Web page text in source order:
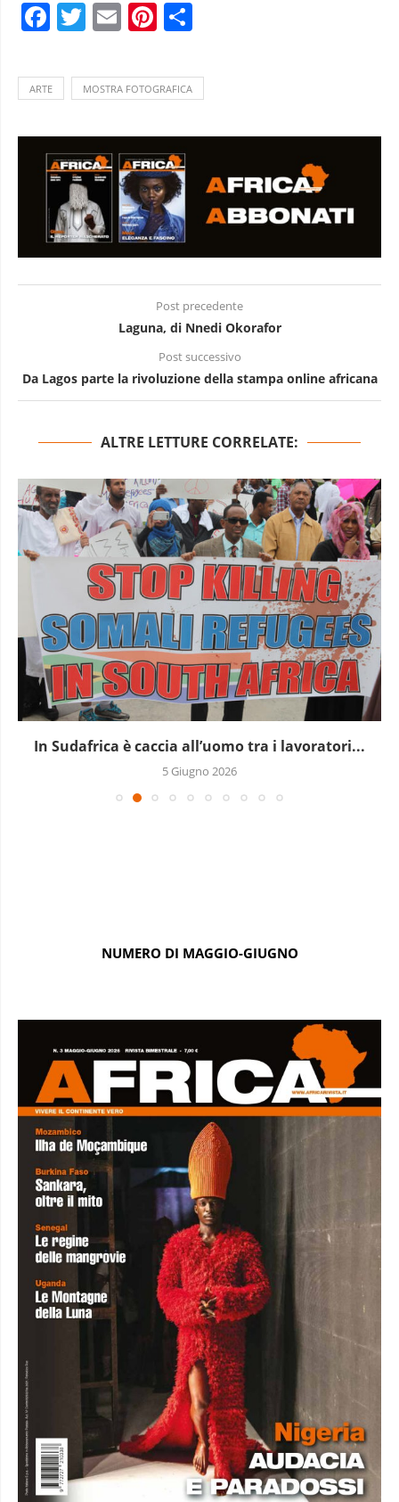
Facebook
Twitter
EmailPinterest
ARTE MOSTRA FOTOGRAFICA
Post precedente
Laguna, di Nnedi Okorafor
Post successivo
Da Lagos parte la rivoluzione della stampa online africana
ALTRE LETTURE CORRELATE:
In Sudafrica è caccia all’uomo tra i lavoratori...
5 Giugno 2026
NUMERO DI MAGGIO-GIUGNO